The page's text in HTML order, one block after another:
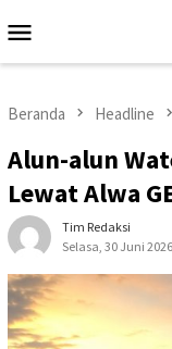
ke
Mobile
Beranda Headline
Alun-alun
Lewat Alwa
Tim Redaksi
Selasa, 30 Juni 2026